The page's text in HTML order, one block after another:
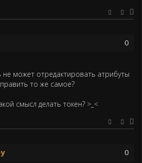
0
не может отредактировать атрибуты
то же самое?
смысл делать токен? >_<
0